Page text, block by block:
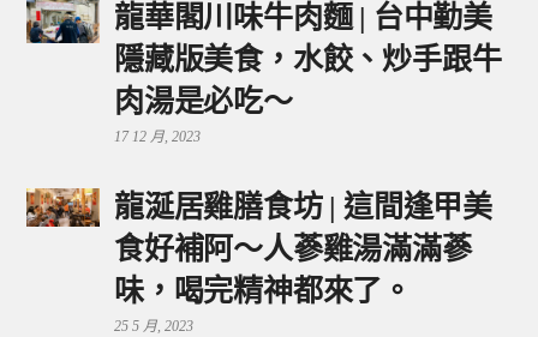
龍華閣川味牛肉麵 | 台中勤美
隱藏版美食，水餃、炒手跟牛
肉湯是必吃～
17 12 月, 2023
龍涎居雞膳食坊 | 這間逢甲美
食好補阿～人蔘雞湯滿滿蔘
味，喝完精神都來了。
25 5 月, 2023